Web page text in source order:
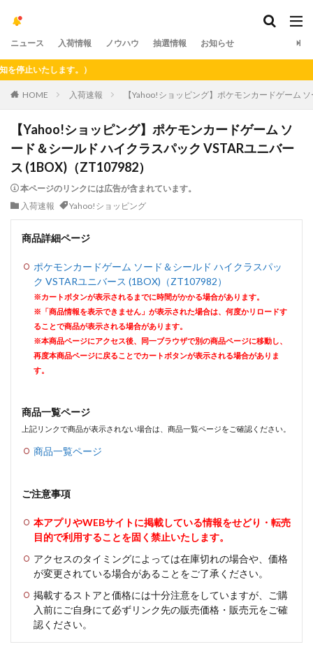
ニュース 入荷情報 ノウハウ 抽選情報 お知らせ
いたします。）
HOME 入荷速報 【Yahoo!ショッピング】ポケモンカードゲーム
【Yahoo!ショッピング】ポケモンカードゲーム ソ
ード＆シールド ハイクラスパック VSTARユニバー
ス (1BOX)（ZT107982）
本ページのリンクには広告が含まれています。
入荷速報
Yahoo!ショッピング
商品詳細ページ
ポケモンカードゲーム ソード＆シールド ハイクラスパッ
ク VSTARユニバース (1BOX)（ZT107982）
※カートボタンが表示されるまでに時間がかかる場合があります。
※「商品情報を表示できません」が表示された場合は、何度かリロードす
ることで商品が表示される場合があります。
※本商品ページにアクセス後、同一ブラウザで別の商品ページに移動し、
再度本商品ページに戻ることでカートボタンが表示される場合がありま
す。
商品一覧ページ
上記リンクで商品が表示されない場合は、商品一覧ページをご確認ください。
商品一覧ページ
ご注意事項
本アプリやWEBサイトに掲載している情報をせどり・転売
目的で利用することを固く禁止いたします。
アクセスのタイミングによっては在庫切れの場合や、価格
が変更されている場合があることをご了承ください。
掲載するストアと価格には十分注意をしていますが、ご購
入前にご自身にて必ずリンク先の販売価格・販売元をご確
認ください。